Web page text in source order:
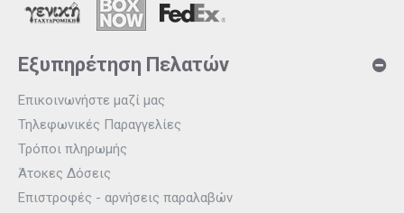
Εξυπηρέτηση Πελατών
Επικοινωνήστε μαζί μας
Τηλεφωνικές Παραγγελίες
Τρόποι πληρωμής
Άτοκες Δόσεις
Επιστροφές - αρνήσεις παραλαβών